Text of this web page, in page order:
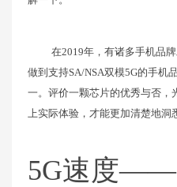
在2019年，有诸多手机品
做到支持SA/NSA双模5G的手机
一。评价一颗芯片的优秀与否，
上实际体验，才能更加清楚地洞
5G速度——